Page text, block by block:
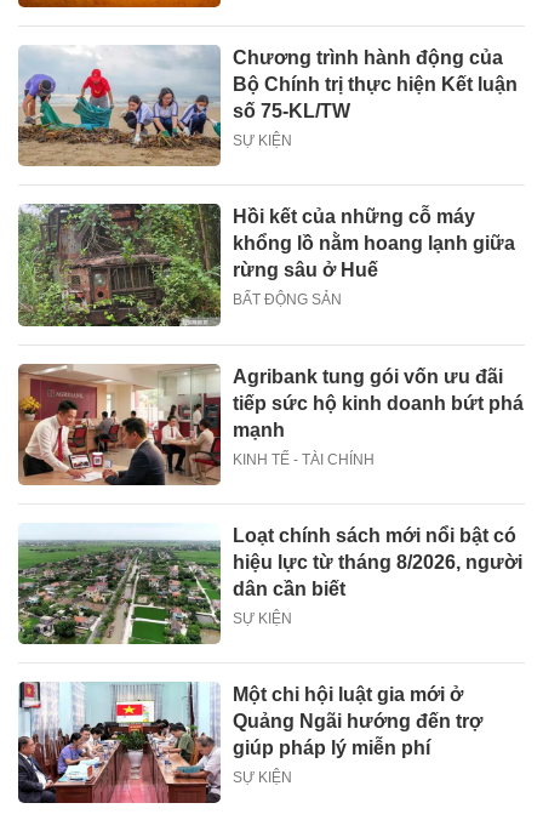
Chương trình hành động của
Bộ Chính trị thực hiện Kết luận
số 75-KL/TW
SỰ KIỆN
Hồi kết của những cỗ máy
khổng lồ nằm hoang lạnh giữa
rừng sâu ở Huế
BẤT ĐỘNG SẢN
Agribank tung gói vốn ưu đãi
tiếp sức hộ kinh doanh bứt phá
mạnh
KINH TẾ - TÀI CHÍNH
Loạt chính sách mới nổi bật có
hiệu lực từ tháng 8/2026, người
dân cần biết
SỰ KIỆN
Một chi hội luật gia mới ở
Quảng Ngãi hướng đến trợ
giúp pháp lý miễn phí
SỰ KIỆN